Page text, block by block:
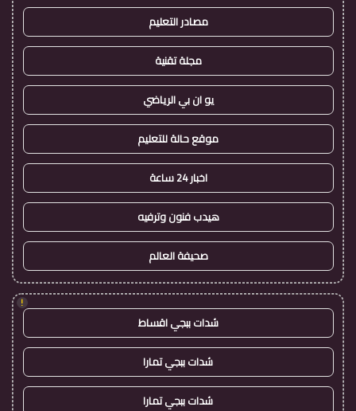
مصادر التعليم
مجلة تقنية
يو ان بي الرياضي
موقع حالة للتعليم
اخبار 24 ساعة
هيدب فنون وترفيه
صحيفة العالم
!
شدات ببجي اقساط
شدات ببجي تمارا
شدات ببجي تمارا